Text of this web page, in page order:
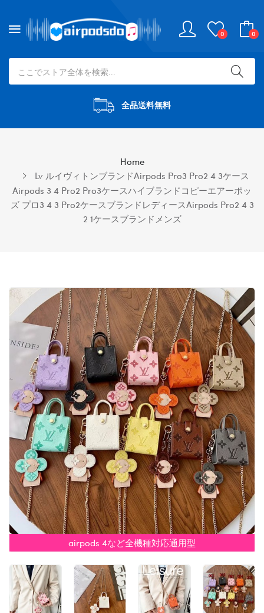
0 0
全品送料無料
Home
Lv ルイヴィトンブランドairpods Pro3 Pro2 4 3ケース
Airpods 3 4 Pro2 Pro3ケースハイブランドコピーエアーポッ
ズ プロ3 4 3 Pro2ケースブランドレディースairpods Pro2 4 3
2 1ケースブランドメンズ
airpods 4など全機種対応通用型